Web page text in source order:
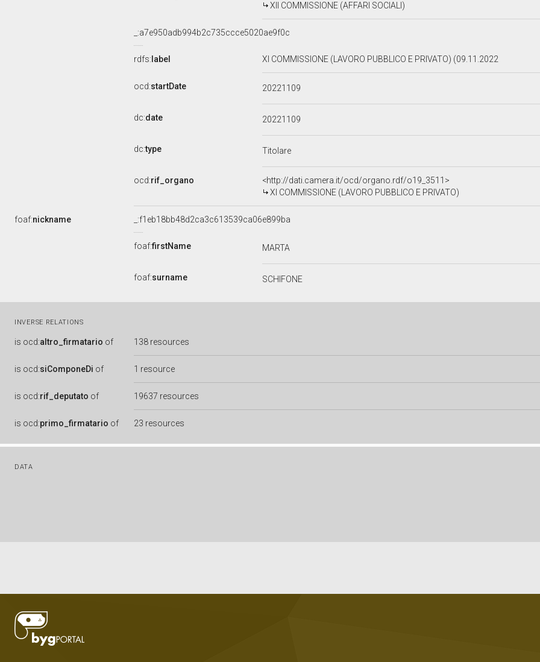
XII COMMISSIONE (AFFARI SOCIALI)
_:a7e950adb994b2c735ccce5020ae9f0c
rdfs: label XI COMMISSIONE (LAVORO PUBBLICO E PRIVATO) (09.11.2022
ocd:startDate 20221109
dc:date 20221109
dc:type Titolare
ocd:rif_organo
<http://dati.camera.it/ocd/organo.rdf/o19_3511>
XI COMMISSIONE (LAVORO PUBBLICO E PRIVATO)
foaf:nickname _:f1eb18bb48d2ca3c613539ca06e899ba
foaf:firstName MARTA
foaf:surname SCHIFONE
INVERSE RELATIONS
is ocd:altro_firmatario of 138 resources
is ocd:siComponeDi of 1 resource
is ocd:rif_deputato of 19637 resources
is ocd:primo_firmatario of 23 resources
DATA